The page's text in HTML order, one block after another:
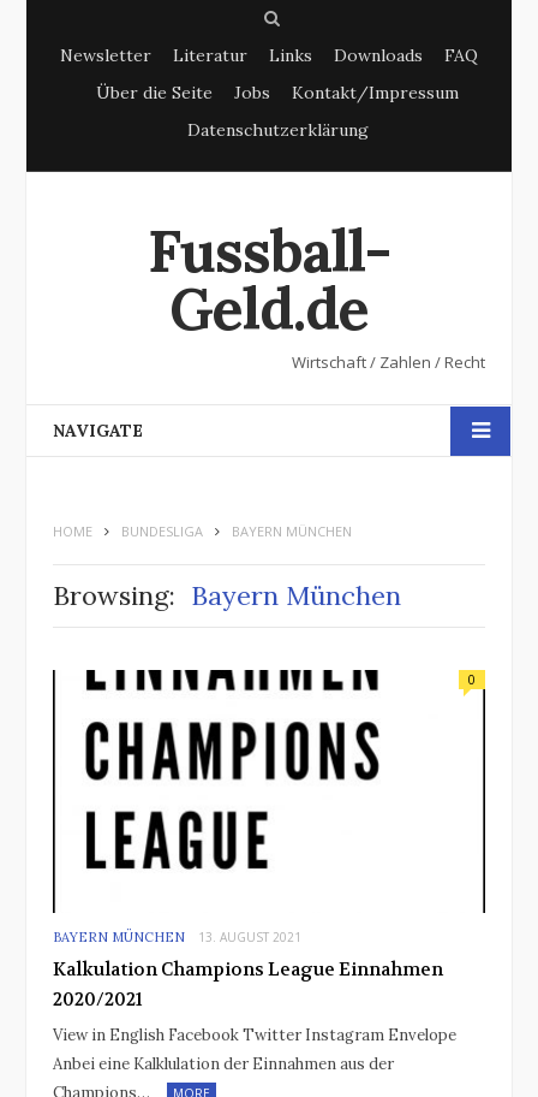
e
r
Newsletter Literatur Links Downloads
FAQ
Über die Seite
Jobs
Kontakt/Impressum
Datenschutzerklärung
Fussball-
Geld.de
Wirtschaft / Zahlen / Recht
NAVIGATE
HOME BUNDESLIGA BAYERN MÜNCHEN
Browsing: Bayern München
BAYERN MÜNCHEN 13. AUGUST 2021
0
Kalkulation Champions League Einnahmen
2020/2021
View in English Facebook Twitter Instagram Envelope
Anbei eine Kalklulation der Einnahmen aus der
Champions…
MORE